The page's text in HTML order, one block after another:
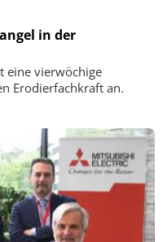
in der
eine vierwöchige
Erodierfachkraft an.